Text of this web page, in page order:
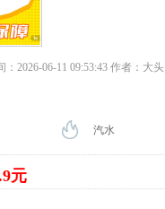
：2026-06-11 09:53:43 作者：大头
汽水
元